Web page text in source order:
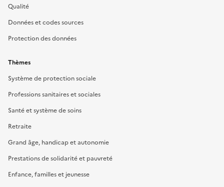
Qualité
Données et codes sources
Protection des données
Thèmes
Système de protection sociale
Professions sanitaires et sociales
Santé et système de soins
Retraite
Grand âge, handicap et autonomie
Prestations de solidarité et pauvreté
Enfance, familles et jeunesse